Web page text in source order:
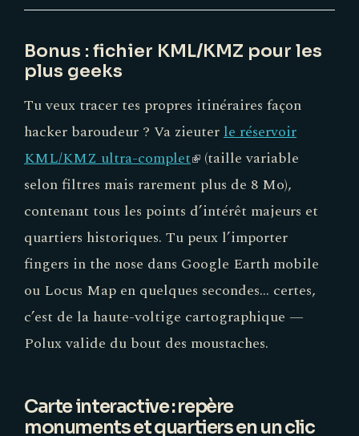
Bonus : fichier KML/KMZ pour les
plus geeks
Tu veux tracer tes propres itinéraires façon
hacker baroudeur ? Va zieuter le réservoir
KML/KMZ ultra-complet(link
is
external)
(taille variable
selon filtres mais rarement plus de 8 Mo),
contenant tous les points d’intérêt majeurs et
quartiers historiques. Tu peux l’importer
fingers in the nose dans Google Earth mobile
ou Locus Map en quelques secondes… certes,
c’est de la haute-voltige cartographique —
Polux valide du bout des moustaches.
Carte interactive : repère
monuments et quartiers en un clic